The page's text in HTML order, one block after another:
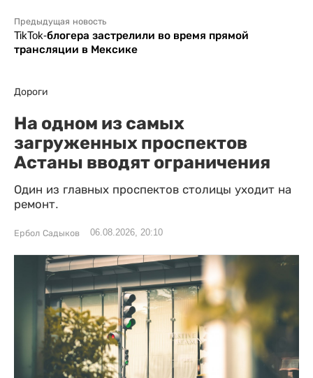
Предыдущая новость
TikTok-блогера застрелили во время прямой
трансляции в Мексике
Дороги
На одном из самых
загруженных проспектов
Астаны вводят ограничения
Один из главных проспектов столицы уходит на
ремонт.
Ербол Садыков 06.08.2026, 20:10